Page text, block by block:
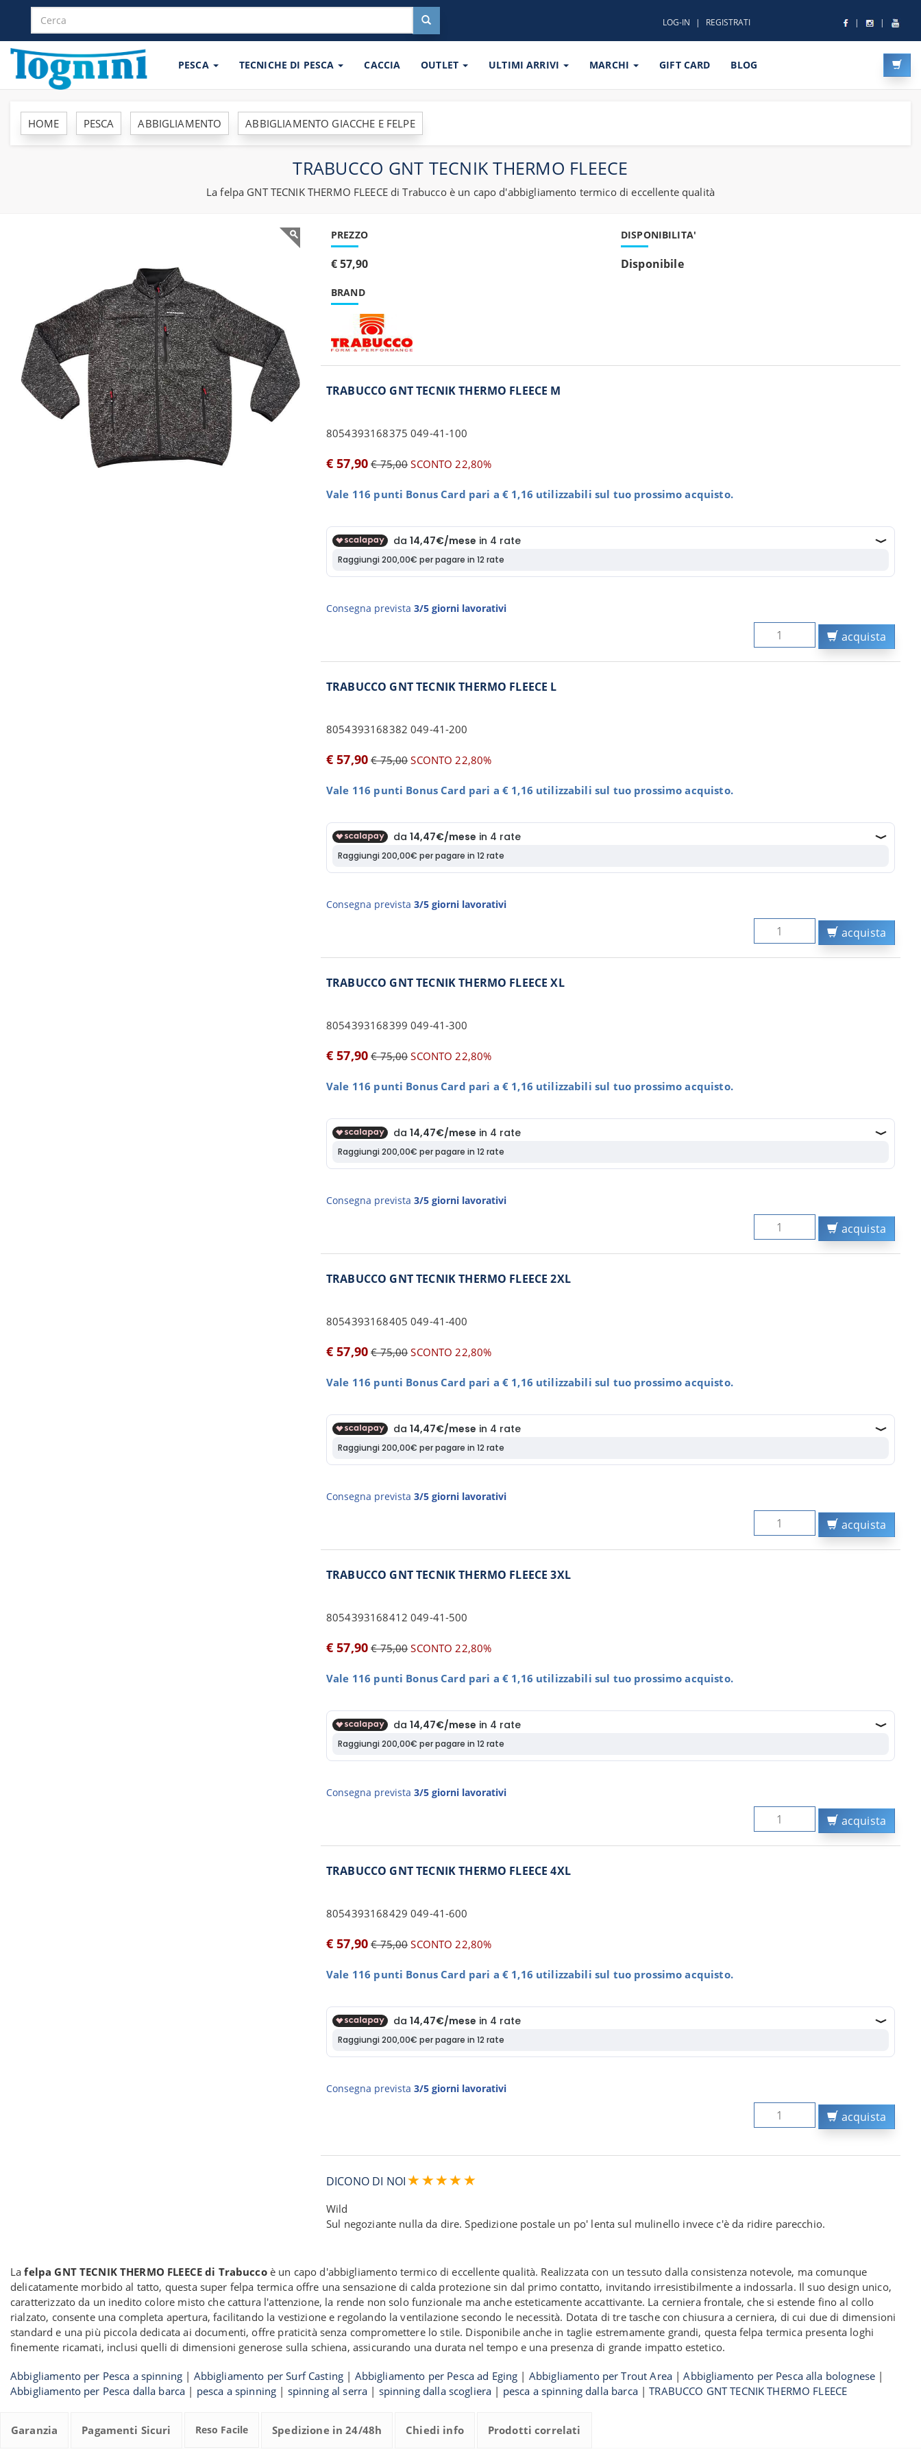
LOG-IN REGISTRATI
PESCA TECNICHE DI PESCA CACCIA OUTLET ULTIMI ARRIVI MARCHI GIFT CARD BLOG
HOME PESCA ABBIGLIAMENTO ABBIGLIAMENTO GIACCHE E FELPE
TRABUCCO GNT TECNIK THERMO FLEECE
La felpa GNT TECNIK THERMO FLEECE di Trabucco è un capo d'abbigliamento termico di eccellente qualità
PREZZO
€ 57,90
BRAND
DISPONIBILITA'
Disponibile
TRABUCCO GNT TECNIK THERMO FLEECE M
8054393168375 049-41-100
€ 57,90 € 75,00SCONTO 22,80%
Vale 116 punti Bonus Card pari a € 1,16 utilizzabili sul tuo prossimo acquisto.
Consegna prevista 3/5 giorni lavorativi
acquista
TRABUCCO GNT TECNIK THERMO FLEECE L
8054393168382 049-41-200
€ 57,90 € 75,00SCONTO 22,80%
Vale 116 punti Bonus Card pari a € 1,16 utilizzabili sul tuo prossimo acquisto.
Consegna prevista 3/5 giorni lavorativi
acquista
TRABUCCO GNT TECNIK THERMO FLEECE XL
8054393168399 049-41-300
€ 57,90 € 75,00SCONTO 22,80%
Vale 116 punti Bonus Card pari a € 1,16 utilizzabili sul tuo prossimo acquisto.
Consegna prevista 3/5 giorni lavorativi
acquista
TRABUCCO GNT TECNIK THERMO FLEECE 2XL
8054393168405 049-41-400
€ 57,90 € 75,00SCONTO 22,80%
Vale 116 punti Bonus Card pari a € 1,16 utilizzabili sul tuo prossimo acquisto.
Consegna prevista 3/5 giorni lavorativi
acquista
TRABUCCO GNT TECNIK THERMO FLEECE 3XL
8054393168412 049-41-500
€ 57,90 € 75,00SCONTO 22,80%
Vale 116 punti Bonus Card pari a € 1,16 utilizzabili sul tuo prossimo acquisto.
Consegna prevista 3/5 giorni lavorativi
acquista
TRABUCCO GNT TECNIK THERMO FLEECE 4XL
8054393168429 049-41-600
€ 57,90 € 75,00SCONTO 22,80%
Vale 116 punti Bonus Card pari a € 1,16 utilizzabili sul tuo prossimo acquisto.
Consegna prevista 3/5 giorni lavorativi
acquista
DICONO DI NOI
Wild
Sul negoziante nulla da dire. Spedizione postale un po' lenta sul mulinello invece c'è da ridire parecchio.
Lafelpa GNT TECNIK THERMO FLEECE di Trabuccoè un capo d'abbigliamento termico di eccellente qualità. Realizzata con un tessuto dalla consistenza notevole, ma comunque
delicatamente morbido al tatto, questa super felpa termica offre una sensazione di calda protezione sin dal primo contatto, invitando irresistibilmente a indossarla. Il suo design unico,
caratterizzato da un inedito colore misto che cattura l'attenzione, la rende non solo funzionale ma anche esteticamente accattivante. La cerniera frontale, che si estende fino al collo
rialzato, consente una completa apertura, facilitando la vestizione e regolando la ventilazione secondo le necessità. Dotata di tre tasche con chiusura a cerniera, di cui due di dimensioni
standard e una più piccola dedicata ai documenti, offre praticità senza compromettere lo stile. Disponibile anche in taglie estremamente grandi, questa felpa termica presenta loghi
finemente ricamati, inclusi quelli di dimensioni generose sulla schiena, assicurando una durata nel tempo e una presenza di grande impatto estetico.
Abbigliamento per Pesca a spinning | Abbigliamento per Surf Casting | Abbigliamento per Pesca ad Eging | Abbigliamento per Trout Area|Abbigliamento per Pesca alla bolognese |
Abbigliamento per Pesca dalla barca | pesca a spinning | spinning al serra | spinning dalla scogliera | pesca a spinning dalla barca|TRABUCCO GNT TECNIK THERMO FLEECE
Garanzia Pagamenti Sicuri Reso Facile Spedizione in 24/48h Chiedi info Prodotti correlati